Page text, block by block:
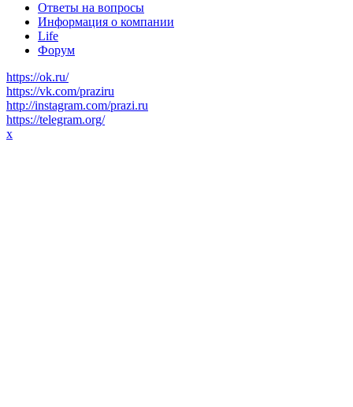
Ответы на вопросы
Информация о компании
Life
Форум
https://ok.ru/
https://vk.com/praziru
http://instagram.com/prazi.ru
https://telegram.org/
x